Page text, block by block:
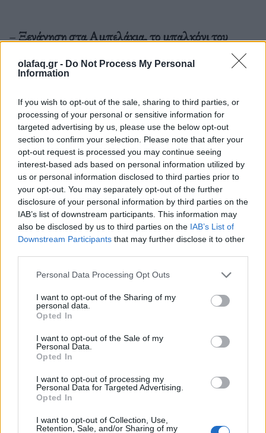
olafaq.gr - Do Not Process My Personal
Information
If you wish to opt-out of the sale, sharing to third parties, or
processing of your personal or sensitive information for
targeted advertising by us, please use the below opt-out
section to confirm your selection. Please note that after your
opt-out request is processed you may continue seeing
interest-based ads based on personal information utilized by
us or personal information disclosed to third parties prior to
your opt-out. You may separately opt-out of the further
disclosure of your personal information by third parties on the
IAB’s list of downstream participants. This information may
also be disclosed by us to third parties on the IAB’s List of
Downstream Participants that may further disclose it to other
Personal Data Processing Opt Outs
I want to opt-out of the Sharing of my
personal data.
Opted In
I want to opt-out of the Sale of my
Personal Data.
Opted In
I want to opt-out of processing my
Personal Data for Targeted Advertising.
Opted In
I want to opt-out of Collection, Use,
Retention, Sale, and/or Sharing of my
–Ξενάγηση στα Αμπελάκια, το μπαλκόνι του
Κίσσαβου.
Τα Αμπελάκια αποτελούν παραδοσιακό
οικισμό του νομού Λάρισας και είναι χτισμένα στις
βορειοδυτικές πλαγιές του όρους Όσσα, στην είσοδο
της κοιλάδας των Τεμπών. Το χωριό φημίζεται για
τα σπουδαία αρχοντικά του καθώς γνώρισε πολύ
μεγάλη οικονομική ανάπτυξη κατά το παρελθόν,
χάρη στην επεξεργασία και την βαφή νημάτων με
κόκκινο χρώμα που παρήγαγαν από την
επεξεργασία του φυτού ριζάρι (ρουβία η βαφική).
Στάση στο γνωστό οινοποιείο του Ντούγκου
Περιήγηση στο όμορφο ιστορικό χωριό του
κρασιού, τη φημισμένη Ραψάνη.
ξεκινούν από ένα βιβλίο και από ένα ποτήρι κόκκινο